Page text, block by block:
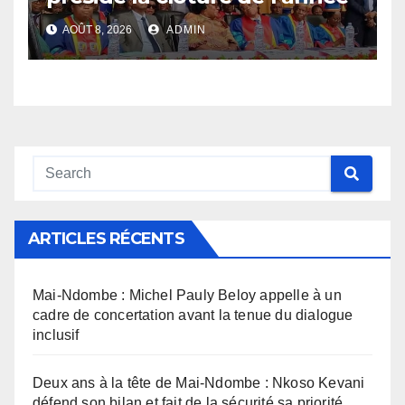
académique 2025-2026 à
l’UNIKIN
AOÛT 8, 2026 ADMIN
ARTICLES RÉCENTS
Mai-Ndombe : Michel Pauly Beloy appelle à un
cadre de concertation avant la tenue du dialogue
inclusif
Deux ans à la tête de Mai-Ndombe : Nkoso Kevani